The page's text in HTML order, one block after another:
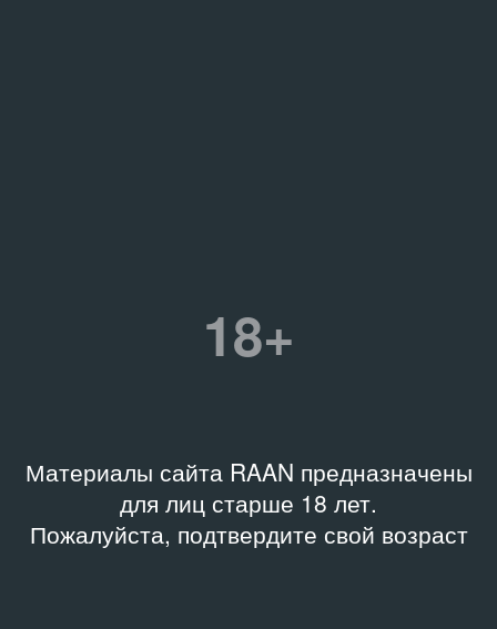
18+
Материалы сайта RAAN предназначены
для лиц старше 18 лет.
Пожалуйста, подтвердите свой возраст